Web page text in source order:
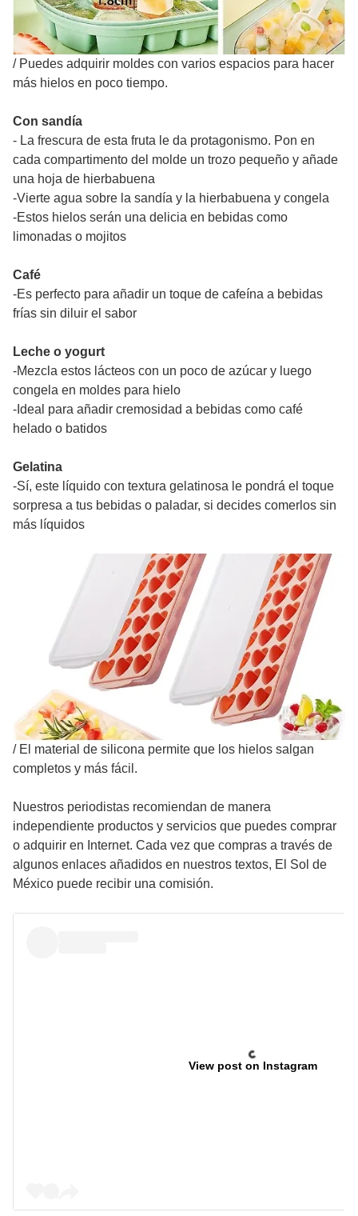
/ Puedes adquirir moldes con varios espacios para hacer
más hielos en poco tiempo.
Con sandía
- La frescura de esta fruta le da protagonismo. Pon en
cada compartimento del molde un trozo pequeño y añade
una hoja de hierbabuena
-Vierte agua sobre la sandía y la hierbabuena y congela
-Estos hielos serán una delicia en bebidas como
limonadas o mojitos
Café
-Es perfecto para añadir un toque de cafeína a bebidas
frías sin diluir el sabor
Leche o yogurt
-Mezcla estos lácteos con un poco de azúcar y luego
congela en moldes para hielo
-Ideal para añadir cremosidad a bebidas como café
helado o batidos
Gelatina
-Sí, este líquido con textura gelatinosa le pondrá el toque
sorpresa a tus bebidas o paladar, si decides comerlos sin
más líquidos
/ El material de silicona permite que los hielos salgan
completos y más fácil.
Nuestros periodistas recomiendan de manera
independiente productos y servicios que puedes comprar
o adquirir en Internet. Cada vez que compras a través de
algunos enlaces añadidos en nuestros textos, El Sol de
México puede recibir una comisión.
View post on Instagram